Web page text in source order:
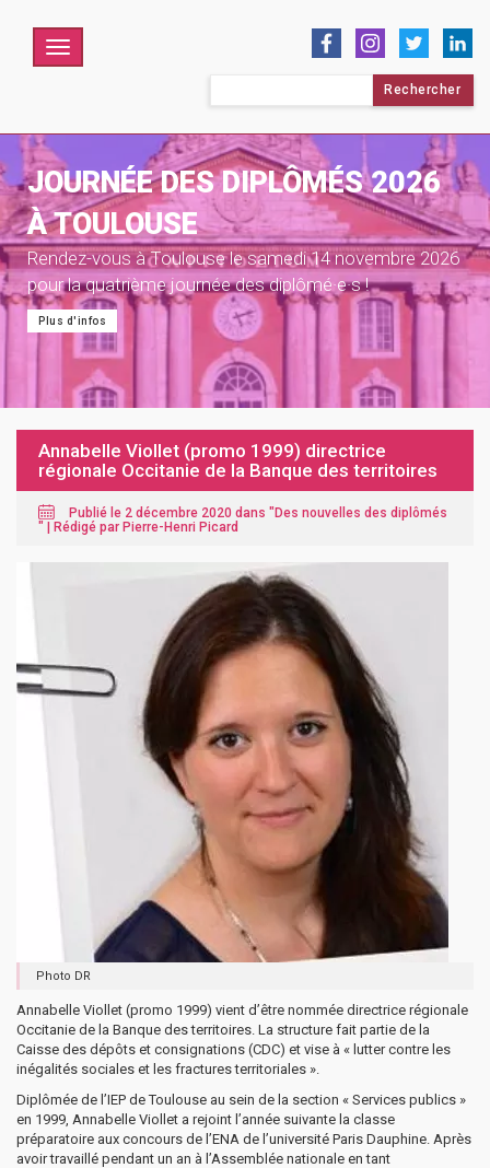
Menu
JOURNÉE DES DIPLÔMÉS 2026
À TOULOUSE
Rendez-vous à Toulouse le samedi 14 novembre 2026
pour la quatrième journée des diplômé·e·s !
Plus d'infos
Annabelle Viollet (promo 1999) directrice
régionale Occitanie de la Banque des territoires
Publié le 2 décembre 2020 dans "Des nouvelles des diplômés
" | Rédigé par Pierre-Henri Picard
Photo DR
Annabelle Viollet (promo 1999) vient d’être nommée directrice régionale
Occitanie de la Banque des territoires. La structure fait partie de la
Caisse des dépôts et consignations (CDC) et vise à « lutter contre les
inégalités sociales et les fractures territoriales ».
Diplômée de l’IEP de Toulouse au sein de la section « Services publics »
en 1999, Annabelle Viollet a rejoint l’année suivante la classe
préparatoire aux concours de l’ENA de l’université Paris Dauphine. Après
avoir travaillé pendant un an à l’Assemblée nationale en tant